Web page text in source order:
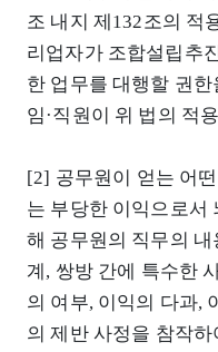
조 내지 제132조의 적
리업자가 조합설립추
한 업무를 대행할 권
임·직원이 위 법의 적
[2] 공무원이 얻는 어
는 부당한 이익으로서
해 공무원의 직무의
계, 쌍방 간에 특수한
의 여부, 이익의 다과,
의 제반 사정을 참작